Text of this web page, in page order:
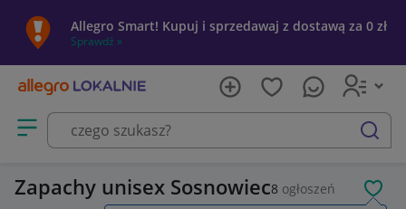
Allegro Smart! Kupuj i sprzedawaj z dostawą za 0 zł
Sprawdź »
Otwórz menu z kategoriami
szukaj
Zapachy unisex Sosnowiec8 ogłoszeń